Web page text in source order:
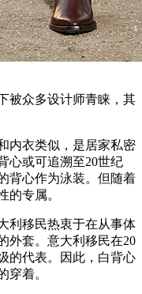
众多设计师青睐，其
衣类似，是居家私密
心或可追溯至20世纪
背心作为泳装。但随着
的专属。
移民热衷于在从事体
外套。意大利移民在20
的代表。因此，白背心
穿着。